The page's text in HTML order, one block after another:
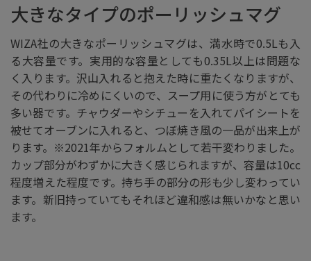
大きなタイプのポーリッシュマグ
WIZA社の大きなポーリッシュマグは、満水時で0.5Lも入
る大容量です。実用的な容量としても0.35L以上は問題な
く入ります。沢山入れると抱えた時に重たくなりますが、
その代わりに冷めにくいので、スープ用に使う方がとても
多い器です。チャウダーやシチューを入れてパイシートを
被せてオーブンに入れると、つぼ焼き風の一品が出来上が
ります。※2021年からフォルムとして若干変わりました。
カップ部分がわずかに大きく感じられますが、容量は10cc
程度増えた程度です。持ち手の部分の形も少し変わってい
ます。新旧持っていてもそれほど違和感は無いかなと思い
ます。